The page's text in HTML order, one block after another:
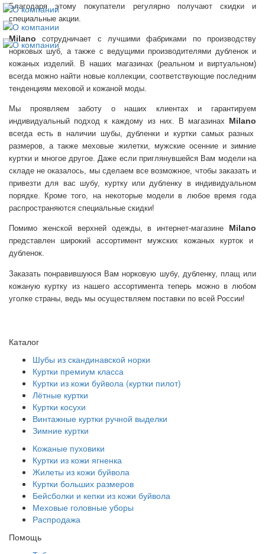
Благодаря этому покупатели регулярно получают скидки и
специальные акции.
Milano сотрудничает с лучшими фабриками по производству
норковых шуб, а также с ведущими производителями дубленок и
кожаных изделий. В наших магазинах (реальном и виртуальном)
всегда можно найти новые коллекции, соответствующие последним
тенденциям меховой и кожаной моды.
Мы проявляем заботу о наших клиентах и гарантируем
индивидуальный подход к каждому из них. В магазинах Milano
всегда есть в наличии шубы, дубленки и куртки самых разных
размеров, а также меховые жилетки, мужские осенние и зимние
куртки и многое другое. Даже если приглянувшейся Вам модели на
складе не оказалось, мы сделаем все возможное, чтобы заказать и
привезти для вас шубу, куртку или дубленку в индивидуальном
порядке. Кроме того, на некоторые модели в любое время года
распространяются специальные скидки!
Помимо женской верхней одежды, в интернет-магазине Milano
представлен широкий ассортимент мужских кожаных курток и
дубленок.
Заказать понравившуюся Вам норковую шубу, дубленку, плащ или
кожаную куртку из нашего ассортимента теперь можно в любом
уголке страны, ведь мы осуществляем поставки по всей России!
Каталог
Шубы из скандинавской норки
Куртки премиум класса
Куртки из кожи буйвола (куртки пилот)
Лётные куртки
Куртки косухи
Винтажные куртки ручной выделки
Зимние куртки
Кожаные пуховики
Куртки из кожи ягненка
Жилеты из кожи буйвола
Куртки больших размеров
Бейсболки и кепки из кожи буйвола
Меховые головные уборы
Распродажа
Помощь